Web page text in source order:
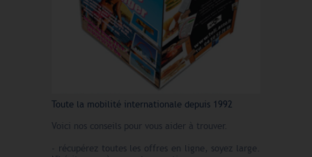
Toute la mobilité internationale depuis 1992
Voici nos conseils pour vous aider à trouver.
- récupérez toutes les offres en ligne, soyez large.